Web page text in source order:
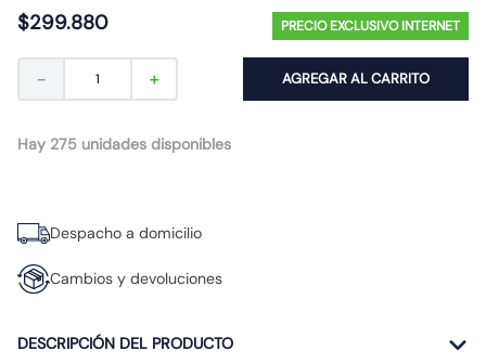
$299.880 PRECIO EXCLUSIVO INTERNET
＋
－ AGREGAR AL CARRITO
Hay 275 unidades disponibles
Despacho a domicilio
Cambios y devoluciones
DESCRIPCIÓN DEL PRODUCTO